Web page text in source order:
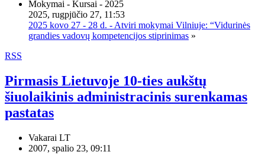
Mokymai - Kursai - 2025
2025, rugpjūčio 27, 11:53
2025 kovo 27 - 28 d. - Atviri mokymai Vilniuje: “Vidurinės
grandies vadovų kompetencijos stiprinimas »
RSS
Pirmasis Lietuvoje 10-ties aukštų
šiuolaikinis administracinis surenkamas
pastatas
Vakarai LT
2007, spalio 23, 09:11